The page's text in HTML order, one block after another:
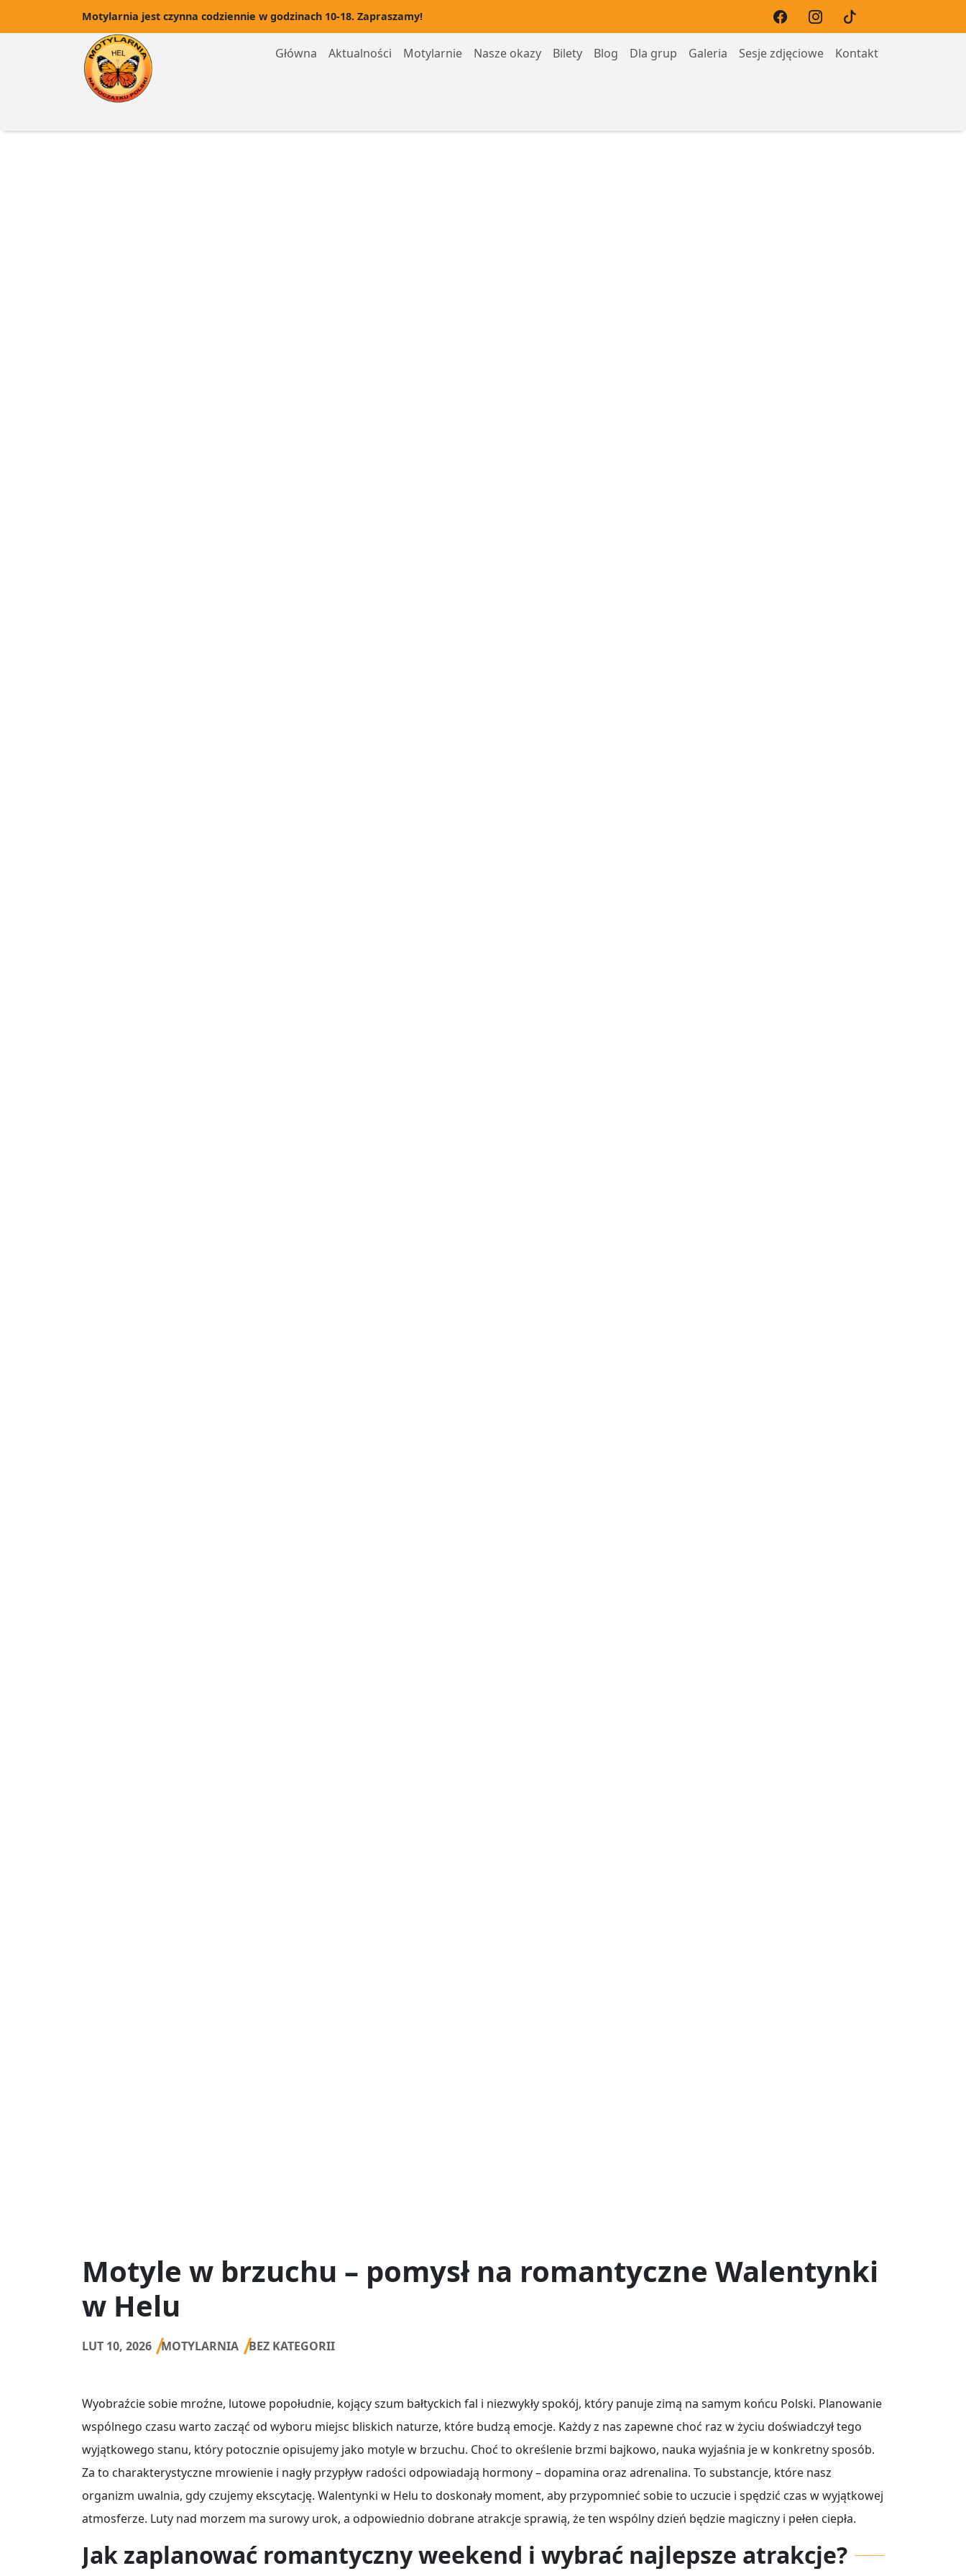
Motylarnia jest czynna codziennie w godzinach 10-18. Zapraszamy!
Główna Aktualności Motylarnie
Motylarnia Hel
Nasze okazy Bilety Blog Dla grup Galeria Sesje zdjęciowe Kontakt
Motyle w brzuchu – pomysł na romantyczne Walentynki
w Helu
LUT 10, 2026 MOTYLARNIA BEZ KATEGORII
Wyobraźcie sobie mroźne, lutowe popołudnie, kojący szum bałtyckich fal i niezwykły spokój, który panuje zimą na samym końcu Polski. Planowanie
wspólnego czasu warto zacząć od wyboru miejsc bliskich naturze, które budzą emocje. Każdy z nas zapewne choć raz w życiu doświadczył tego
wyjątkowego stanu, który potocznie opisujemy jako motyle w brzuchu. Choć to określenie brzmi bajkowo, nauka wyjaśnia je w konkretny sposób.
Za to charakterystyczne mrowienie i nagły przypływ radości odpowiadają hormony – dopamina oraz adrenalina. To substancje, które nasz
organizm uwalnia, gdy czujemy ekscytację. Walentynki w Helu to doskonały moment, aby przypomnieć sobie to uczucie i spędzić czas w wyjątkowej
atmosferze. Luty nad morzem ma surowy urok, a odpowiednio dobrane atrakcje sprawią, że ten wspólny dzień będzie magiczny i pełen ciepła.
Jak zaplanować romantyczny weekend i wybrać najlepsze atrakcje?